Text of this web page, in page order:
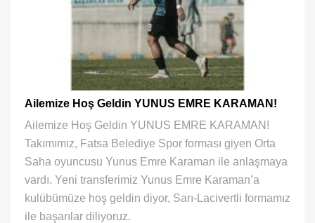
Ailemize Hoş Geldin YUNUS EMRE KARAMAN!
Ailemize Hoş Geldin YUNUS EMRE KARAMAN!
Takımımız, Fatsa Belediye Spor forması giyen Orta
Saha oyuncusu Yunus Emre Karaman ile anlaşmaya
vardı. Yeni transferimiz Yunus Emre Karaman’a
kulübümüze hoş geldin diyor, Sarı-Lacivertli formamız
ile başarılar diliyoruz.